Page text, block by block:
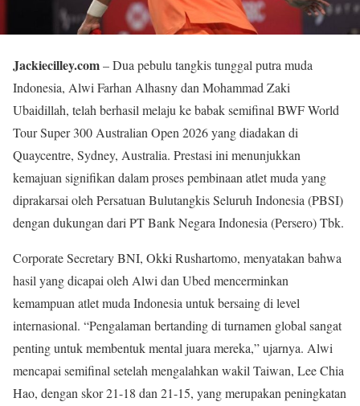
Jackiecilley.com– Dua pebulu tangkis tunggal putra muda
Indonesia, Alwi Farhan Alhasny dan Mohammad Zaki
Ubaidillah, telah berhasil melaju ke babak semifinal BWF World
Tour Super 300 Australian Open 2026 yang diadakan di
Quaycentre, Sydney, Australia. Prestasi ini menunjukkan
kemajuan signifikan dalam proses pembinaan atlet muda yang
diprakarsai oleh Persatuan Bulutangkis Seluruh Indonesia (PBSI)
dengan dukungan dari PT Bank Negara Indonesia (Persero) Tbk.
Corporate Secretary BNI, Okki Rushartomo, menyatakan bahwa
hasil yang dicapai oleh Alwi dan Ubed mencerminkan
kemampuan atlet muda Indonesia untuk bersaing di level
internasional. “Pengalaman bertanding di turnamen global sangat
penting untuk membentuk mental juara mereka,” ujarnya. Alwi
mencapai semifinal setelah mengalahkan wakil Taiwan, Lee Chia
Hao, dengan skor 21-18 dan 21-15, yang merupakan peningkatan